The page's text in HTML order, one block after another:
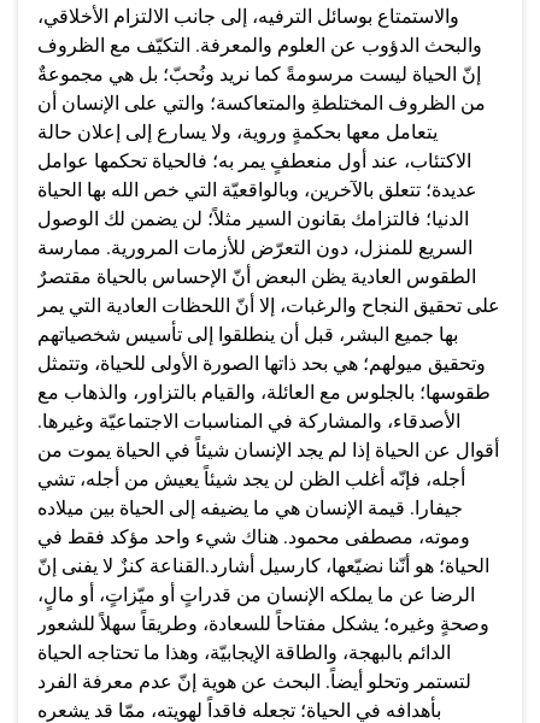
والاستمتاع بوسائل الترفيه، إلى جانب الالتزام الأخلاقي،
والبحث الدؤوب عن العلوم والمعرفة. التكيّف مع الظروف
إنّ الحياة ليست مرسومةً كما نريد ونُحبّ؛ بل هي مجموعةٌ
من الظروف المختلطةِ والمتعاكسة؛ والتي على الإنسان أن
يتعامل معها بحكمةٍ وروية، ولا يسارع إلى إعلان حالة
الاكتئاب، عند أول منعطفٍ يمر به؛ فالحياة تحكمها عوامل
عديدة؛ تتعلق بالآخرين، وبالواقعيّة التي خص الله بها الحياة
الدنيا؛ فالتزامك بقانون السير مثلاً؛ لن يضمن لك الوصول
السريع للمنزل، دون التعرّض للأزمات المرورية. ممارسة
الطقوس العادية يظن البعض أنّ الإحساس بالحياة مقتصرٌ
على تحقيق النجاح والرغبات، إلا أنّ اللحظات العادية التي يمر
بها جميع البشر، قبل أن ينطلقوا إلى تأسيس شخصياتهم
وتحقيق ميولهم؛ هي بحد ذاتها الصورة الأولى للحياة، وتتمثل
طقوسها؛ بالجلوس مع العائلة، والقيام بالتزاور، والذهاب مع
الأصدقاء، والمشاركة في المناسبات الاجتماعيّة وغيرها.
أقوال عن الحياة إذا لم يجد الإنسان شيئاً في الحياة يموت من
أجله، فإنّه أغلب الظن لن يجد شيئاً يعيش من أجله، تشي
جيفارا. قيمة الإنسان هي ما يضيفه إلى الحياة بين ميلاده
وموته، مصطفى محمود. هناك شيء واحد مؤكد فقط في
الحياة؛ هو أنّنا نضيّعها، كارسيل أشارد.القناعة كنزٌ لا يفنى إنّ
الرضا عن ما يملكه الإنسان من قدراتٍ أو ميّزاتٍ، أو مالٍ،
وصحةٍ وغيره؛ يشكل مفتاحاً للسعادة، وطريقاً سهلاً للشعور
الدائم بالبهجة، والطاقة الإيجابيّة، وهذا ما تحتاجه الحياة
لتستمر وتحلو أيضاً. البحث عن هوية إنّ عدم معرفة الفرد
بأهدافه في الحياة؛ تجعله فاقداً لهويته، ممّا قد يشعره